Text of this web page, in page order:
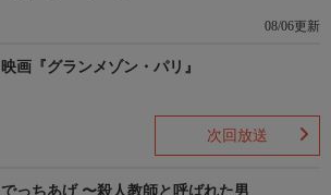
08/06更新
映画『グランメゾン・パリ』
次回放送
でっちあげ 〜殺人教師と呼ばれた男